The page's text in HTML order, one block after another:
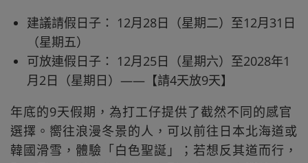
建議請假日子： 12月28日（星期二）至12月31日
（星期五）
可放連假日子： 12月25日（星期六）至2028年1
月2日（星期日）——【請4天放9天】
年底的9天假期，為打工仔提供了截然不同的感官
選擇。嚮往浪漫冬景的人，可以前往日本北海道或
韓國滑雪，體驗「白色聖誕」；若想反其道而行，